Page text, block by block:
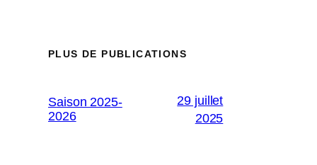
PLUS DE PUBLICATIONS
Saison 2025-
2026
29 juillet
2025